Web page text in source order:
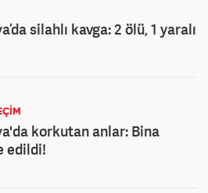
silahlı kavga: 2 ölü, 1 yaralı
korkutan anlar: Bina
edildi!